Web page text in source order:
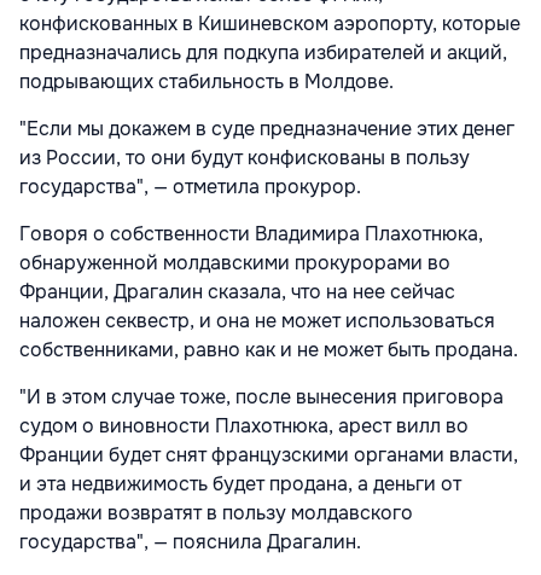
конфискованных в Кишиневском аэропорту, которые
предназначались для подкупа избирателей и акций,
подрывающих стабильность в Молдове.
"Если мы докажем в суде предназначение этих денег
из России, то они будут конфискованы в пользу
государства", — отметила прокурор.
Говоря о собственности Владимира Плахотнюка,
обнаруженной молдавскими прокурорами во
Франции, Драгалин сказала, что на нее сейчас
наложен секвестр, и она не может использоваться
собственниками, равно как и не может быть продана.
"И в этом случае тоже, после вынесения приговора
судом о виновности Плахотнюка, арест вилл во
Франции будет снят французскими органами власти,
и эта недвижимость будет продана, а деньги от
продажи возвратят в пользу молдавского
государства", — пояснила Драгалин.